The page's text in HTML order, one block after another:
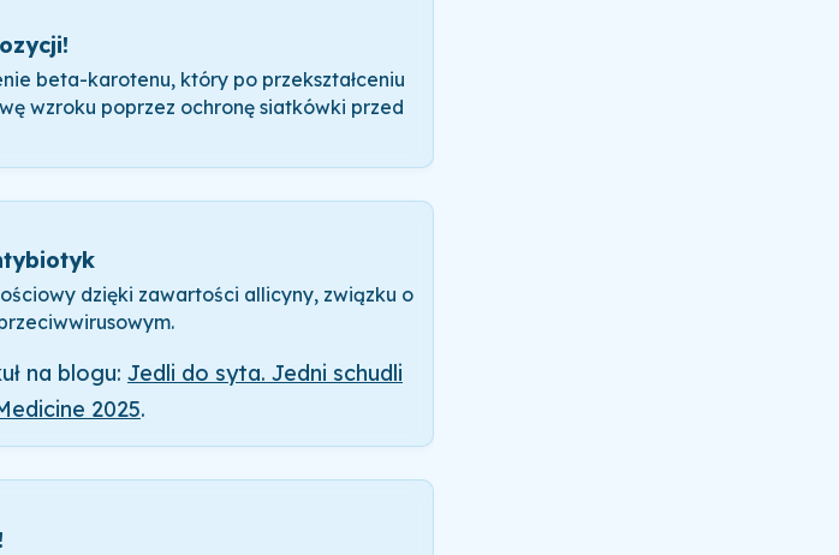
beta-karotenu, który po przekształceniu
wzroku poprzez ochronę siatkówki przed
dzięki zawartości allicyny, związku o
na blogu: Jedli do syta. Jedni schudli
2025.